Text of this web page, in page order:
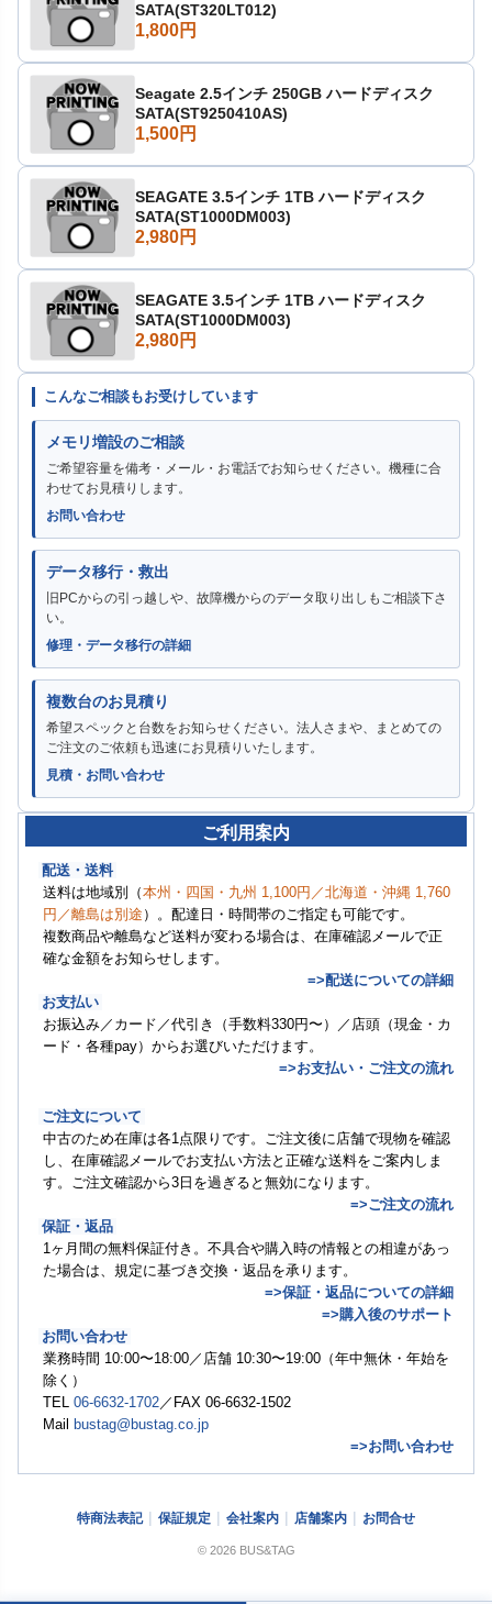
SATA(ST320LT012)
1,800円
Seagate 2.5インチ 250GB ハードディスク
SATA(ST9250410AS)
1,500円
SEAGATE 3.5インチ 1TB ハードディスク
SATA(ST1000DM003)
2,980円
SEAGATE 3.5インチ 1TB ハードディスク
SATA(ST1000DM003)
2,980円
こんなご相談もお受けしています
メモリ増設のご相談
ご希望容量を備考・メール・お電話でお知らせください。機種に合
わせてお見積りします。
お問い合わせ
データ移行・救出
旧PCからの引っ越しや、故障機からのデータ取り出しもご相談下さ
い。
修理・データ移行の詳細
複数台のお見積り
希望スペックと台数をお知らせください。法人さまや、まとめての
ご注文のご依頼も迅速にお見積りいたします。
見積・お問い合わせ
ご利用案内
配送・送料
送料は地域別（本州・四国・九州 1,100円／北海道・沖縄 1,760
円／離島は別途 ）。配達日・時間帯のご指定も可能です。
複数商品や離島など送料が変わる場合は、在庫確認メールで正
確な金額をお知らせします。
=>配送についての詳細
お支払い
お振込み／カード／代引き（手数料330円〜）／店頭（現金・カ
ード・各種pay）からお選びいただけます。
=>お支払い・ご注文の流れ
ご注文について
中古のため在庫は各1点限りです。ご注文後に店舗で現物を確認
し、在庫確認メールでお支払い方法と正確な送料をご案内しま
す。ご注文確認から3日を過ぎると無効になります。
=>ご注文の流れ
保証・返品
1ヶ月間の無料保証付き。不具合や購入時の情報との相違があっ
た場合は、規定に基づき交換・返品を承ります。
=>保証・返品についての詳細
=>購入後のサポート
お問い合わせ
業務時間 10:00〜18:00／店舗 10:30〜19:00（年中無休・年始を
除く）
TEL 06-6632-1702 ／FAX 06-6632-1502
Mail bustag@bustag.co.jp
=>お問い合わせ
特商法表記 保証規定 会社案内 店舗案内 お問合せ
© 2026 BUS&TAG